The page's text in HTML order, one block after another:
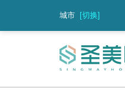
城市 [切换]